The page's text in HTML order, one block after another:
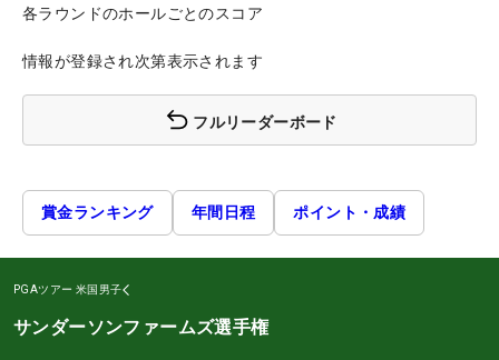
各ラウンドのホールごとのスコア
情報が登録され次第表示されます
フルリーダーボード
賞金ランキング 年間日程 ポイント・成績
PGAツアー 米国男子
サンダーソンファームズ選手権